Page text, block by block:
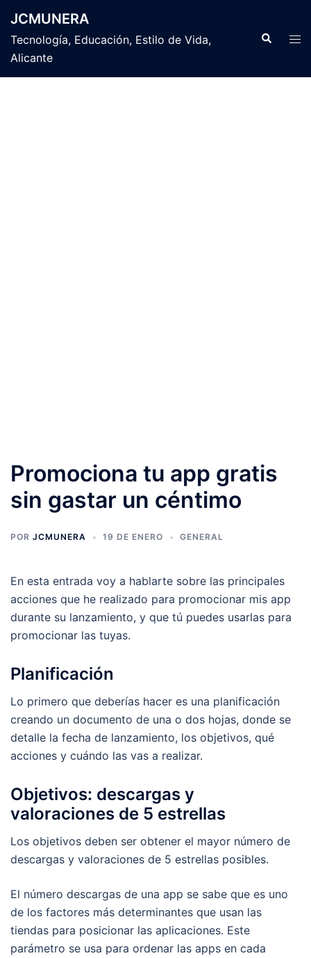
contenido
JCMUNERA
Tecnología, Educación, Estilo de Vida,
Alicante
Buscar
Promociona tu app gratis
sin gastar un céntimo
POR JCMUNERA 19 DE ENERO GENERAL
En esta entrada voy a hablarte sobre las principales
acciones que he realizado para promocionar mis app
durante su lanzamiento, y que tú puedes usarlas para
promocionar las tuyas.
Planificación
Lo primero que deberías hacer es una planificación
creando un documento de una o dos hojas, donde se
detalle la fecha de lanzamiento, los objetivos, qué
acciones y cuándo las vas a realizar.
Objetivos: descargas y
valoraciones de 5 estrellas
Los objetivos deben ser obtener el mayor número de
descargas y valoraciones de 5 estrellas posibles.
El número descargas de una app se sabe que es uno
de los factores más determinantes que usan las
tiendas para posicionar las aplicaciones. Este
parámetro se usa para ordenar las apps en cada